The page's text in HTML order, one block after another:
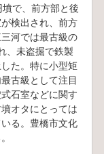
で、前方部と後
検出され、前方
河では最古級の
、未盗掘で鉄製
た。特に小型矩
古級として注目
石室などに関す
オタにとっては
る。豊橋市文化